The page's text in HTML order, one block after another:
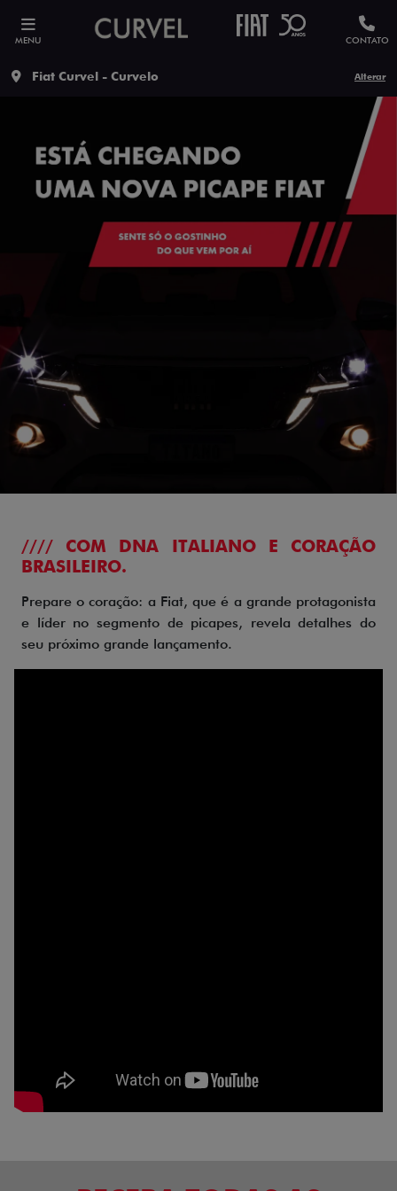
MENU CONTATO
Fiat Curvel - Curvelo Alterar
//// COM DNA ITALIANO E CORAÇÃO
BRASILEIRO.
Prepare o coração: a Fiat, que é a grande protagonista
e líder no segmento de picapes, revela detalhes do
seu próximo grande lançamento.